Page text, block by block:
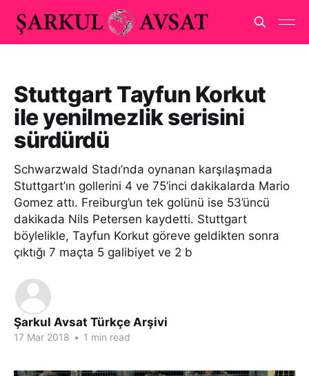
Stuttgart Tayfun Korkut
ile yenilmezlik serisini
sürdürdü
Schwarzwald Stadı’nda oynanan karşılaşmada
Stuttgart’ın gollerini 4 ve 75’inci dakikalarda Mario
Gomez attı. Freiburg’un tek golünü ise 53’üncü
dakikada Nils Petersen kaydetti. Stuttgart
böylelikle, Tayfun Korkut göreve geldikten sonra
çıktığı 7 maçta 5 galibiyet ve 2 b
Şarkul Avsat Türkçe Arşivi
17 Mar 2018 • 1 min read